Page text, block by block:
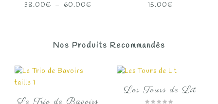
38.00€ – 60.00€
38.00€
15.00€
Nos Produits Recommandés
Les Tours de Lit